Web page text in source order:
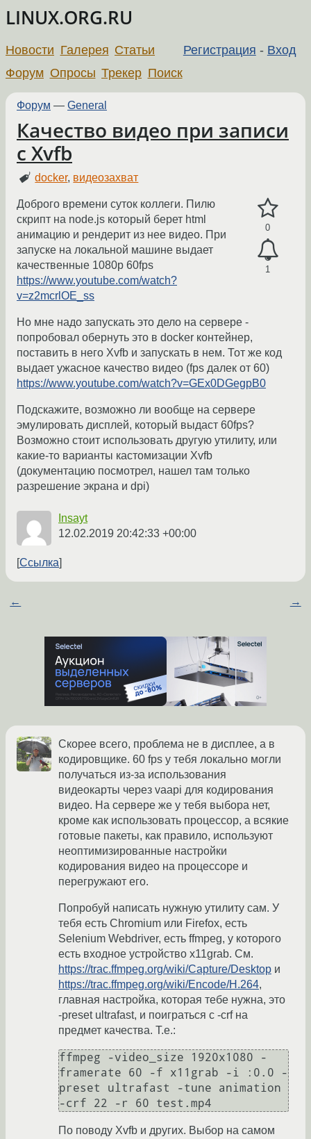
LINUX.ORG.RU
Регистрация - Вход
Новости Галерея Статьи
Форум Опросы Трекер Поиск
Форум — General
Качество видео при записи
с Xvfb
docker, видеозахват
0
1
Доброго времени суток коллеги. Пилю
скрипт на node.js который берет html
анимацию и рендерит из нее видео. При
запуске на локальной машине выдает
качественные 1080p 60fps
https://www.youtube.com/watch?
v=z2mcrlOE_ss
Но мне надо запускать это дело на сервере -
попробовал обернуть это в docker контейнер,
поставить в него Xvfb и запускать в нем. Тот же код
выдает ужасное качество видео (fps далек от 60)
https://www.youtube.com/watch?v=GEx0DGegpB0
Подскажите, возможно ли вообще на сервере
эмулировать дисплей, который выдаст 60fps?
Возможно стоит использовать другую утилиту, или
какие-то варианты кастомизации Xvfb
(документацию посмотрел, нашел там только
разрешение экрана и dpi)
Insayt
12.02.2019 20:42:33 +00:00
Ссылка
← →
Скорее всего, проблема не в дисплее, а в
кодировщике. 60 fps у тебя локально могли
получаться из-за использования
видеокарты через vaapi для кодирования
видео. На сервере же у тебя выбора нет,
кроме как использовать процессор, а всякие
готовые пакеты, как правило, используют
неоптимизированные настройки
кодирования видео на процессоре и
перегружают его.
Попробуй написать нужную утилиту сам. У
тебя есть Chromium или Firefox, есть
Selenium Webdriver, есть ffmpeg, у которого
есть входное устройство x11grab. См.
https://trac.ffmpeg.org/wiki/Capture/Desktop и
https://trac.ffmpeg.org/wiki/Encode/H.264,
главная настройка, которая тебе нужна, это
-preset ultrafast, и поиграться с -crf на
предмет качества. Т.е.:
ffmpeg -video_size 1920x1080 -
framerate 60 -f x11grab -i :0.0 -
preset ultrafast -tune animation
По поводу Xvfb и других. Выбор на самом